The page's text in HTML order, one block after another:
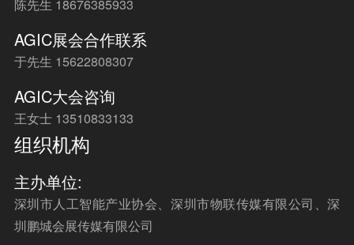
陈先生 18676385933
AGIC展会合作联系
于先生 15622808307
AGIC大会咨询
王女士 13510833133
组织机构
主办单位:
深圳市人工智能产业协会、深圳市物联传媒有限公司、深
圳鹏城会展传媒有限公司